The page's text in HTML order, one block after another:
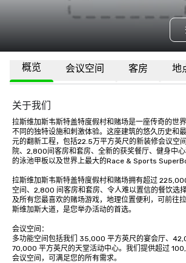
概览 会议空间 客房 地
关于我们
拉斯维加斯韦斯特盖特度假村和赌场是一座传奇的世
不同的独特设施和刺激体验。这座建筑的悠久历史和
元的翻新工程，包括22.5万平方英尺的新装修会议空
院、2,800间客房和套房、全新的获奖餐厅、健身中
的泳池甲板以及世界上最大的Race & Sports
拉斯维加斯韦斯特盖特度假村和赌场拥有超过
空间、2,800 间客房和套房、令人难以置信的餐饮选
及所有您最喜欢的赌场游戏，地理位置便利，可前往
斯维加斯大道，是您举办活动的首选。
会议空间：
多功能空间包括我们 35,000 平方英尺的宴会厅、
70,000 平方英尺的天堂活动中心。我们提供超过
会议空间，可满足您的所有需求。